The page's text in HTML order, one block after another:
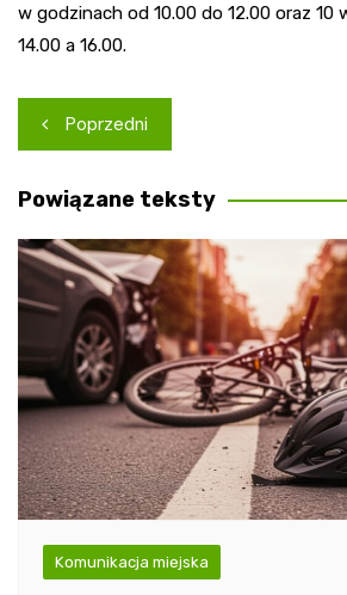
w godzinach od 10.00 do 12.00 oraz 10
14.00 a 16.00.
Nawigacja
wpisu
Poprzedni
Powiązane teksty
Komunikacja miejska